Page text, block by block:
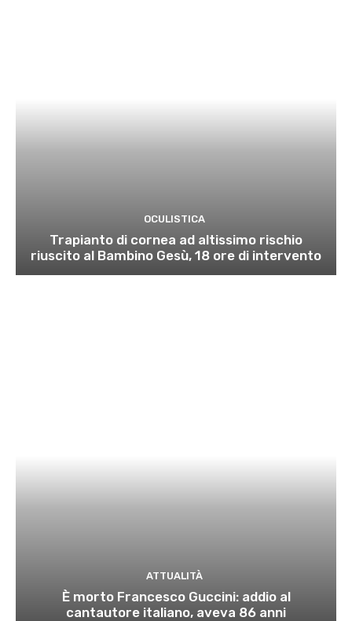
OCULISTICA
Trapianto di cornea ad altissimo rischio
riuscito al Bambino Gesù, 18 ore di intervento
ATTUALITÀ
È morto Francesco Guccini: addio al
cantautore italiano, aveva 86 anni